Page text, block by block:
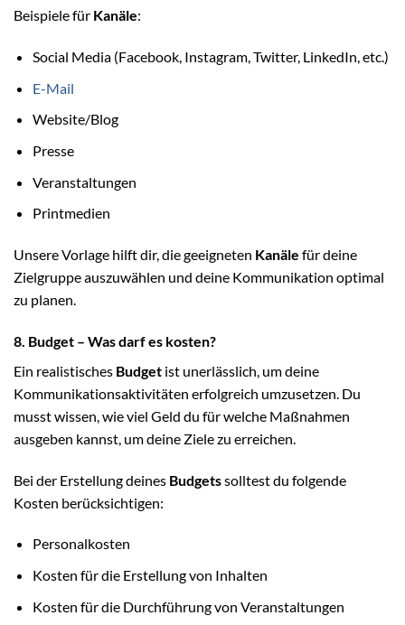
Beispiele für Kanäle:
Social Media (Facebook, Instagram, Twitter, LinkedIn, etc.)
E-Mail
Website/Blog
Presse
Veranstaltungen
Printmedien
Unsere Vorlage hilft dir, die geeigneten Kanäle für deine
Zielgruppe auszuwählen und deine Kommunikation optimal
zu planen.
8. Budget – Was darf es kosten?
Ein realistisches Budget ist unerlässlich, um deine
Kommunikationsaktivitäten erfolgreich umzusetzen. Du
musst wissen, wie viel Geld du für welche Maßnahmen
ausgeben kannst, um deine Ziele zu erreichen.
Bei der Erstellung deines Budgetssolltest du folgende
Kosten berücksichtigen:
Personalkosten
Kosten für die Erstellung von Inhalten
Kosten für die Durchführung von Veranstaltungen